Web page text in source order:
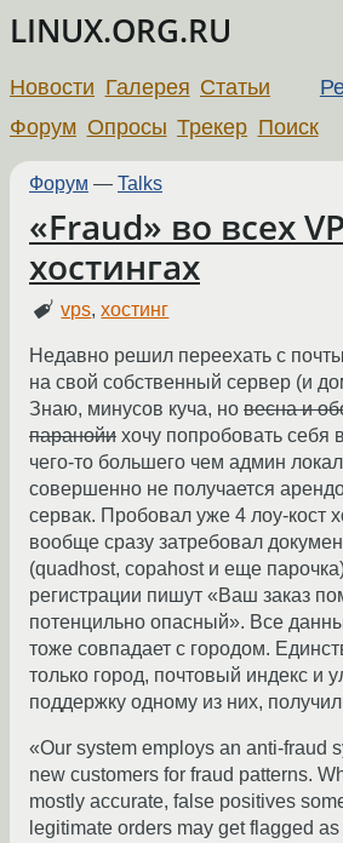
LINUX.ORG.RU
Новости Галерея Статьи
Форум Опросы Трекер Поиск
Форум — Talks
«Fraud» во всех
хостингах
vps,хостинг
Недавно решил переехать с
на свой собственный сервер (и
Знаю, минусов куча, но весна и
паранойи хочу попробовать себя
чего-то большего чем админ
совершенно не получается
сервак. Пробовал уже 4 лоу-кост
вообще сразу затребовал
(quadhost, copahost и еще
регистрации пишут «Ваш заказ
потенцильно опасный». Все
тоже совпадает с городом.
только город, почтовый индекс и
поддержку одному из них, получил
«Our system employs an anti-fraud
new customers for fraud patterns.
mostly accurate, false positives
legitimate orders may get flagged as